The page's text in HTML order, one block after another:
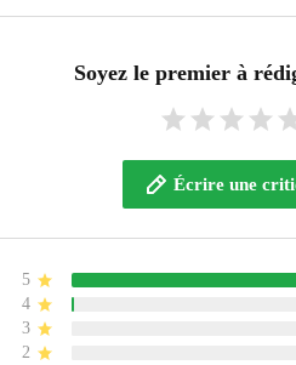
Soyez le premier à
Écrire une
5
4
3
2